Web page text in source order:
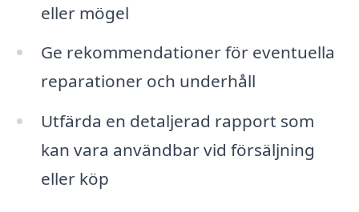
eller mögel
Ge rekommendationer för eventuella
reparationer och underhåll
Utfärda en detaljerad rapport som
kan vara användbar vid försäljning
eller köp